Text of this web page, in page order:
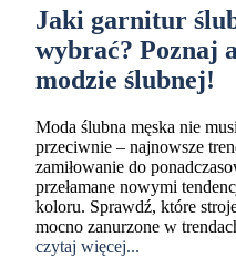
Jaki garnitur
wybrać? Poznaj
modzie ślubnej!
Moda ślubna męska nie
przeciwnie – najnowsze
zamiłowanie do
przełamane nowymi
koloru. Sprawdź, które
mocno zanurzone w
czytaj więcej...